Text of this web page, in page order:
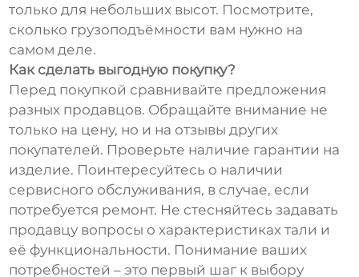
только для небольших высот. Посмотрите,
сколько грузоподъёмности вам нужно на
самом деле.
Как сделать выгодную покупку?
Перед покупкой сравнивайте предложения
разных продавцов. Обращайте внимание не
только на цену, но и на отзывы других
покупателей. Проверьте наличие гарантии на
изделие. Поинтересуйтесь о наличии
сервисного обслуживания, в случае, если
потребуется ремонт. Не стесняйтесь задавать
продавцу вопросы о характеристиках тали и
её функциональности. Понимание ваших
потребностей – это первый шаг к выбору